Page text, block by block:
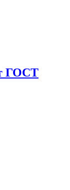
ГОСТ